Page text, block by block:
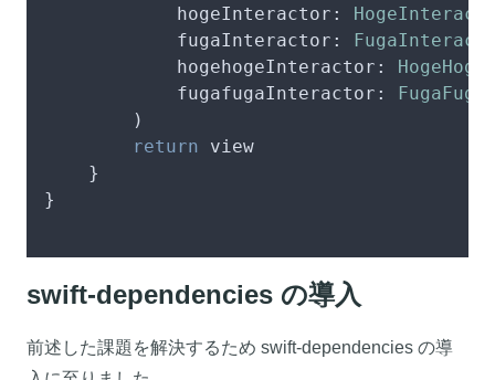
            hogeInteractor:
            fugaInteractor:
            hogehogeInteractor:
            fugafugaInteractor:
        )
return view
    }
}
swift-dependencies の導入
前述した課題を解決するため swift-dependencies の導